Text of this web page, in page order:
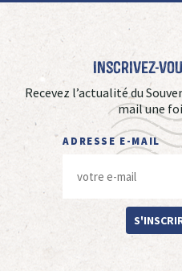
Inscrivez-
Recevez l’actualité du
mail une
ADRESSE E-MAIL